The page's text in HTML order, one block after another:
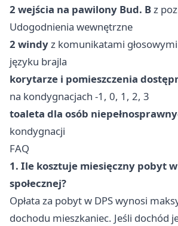
2 wejścia na pawilony Bud. Bz
Udogodnienia wewnętrzne
2 windyz komunikatami
języku brajla
korytarze i pomieszczenia
na kondygnacjach -1, 0, 1, 2, 3
toaleta dla osób
kondygnacji
FAQ
1. Ile kosztuje miesięczny pobyt
społecznej?
Opłata za pobyt w DPS wynosi
dochodu mieszkaniec. Jeśli dochód